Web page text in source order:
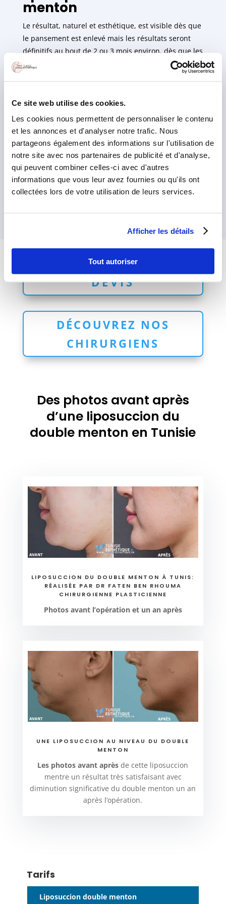
Ce site web utilise des cookies.
Les cookies nous permettent de personnaliser le contenu
et les annonces et d'analyser notre trafic. Nous
partageons également des informations sur l'utilisation de
notre site avec nos partenaires de publicité et d'analyse,
qui peuvent combiner celles-ci avec d'autres
informations que vous leur avez fournies ou qu'ils ont
collectées lors de votre utilisation de leurs services.
Afficher les détails
Tout autoriser
menton
Le résultat, naturel et esthétique, est visible dès que
le pansement est enlevé mais les résultats seront
définitifs au bout de 2 ou 3 mois environ, dès que les
ecchymoses et œdèmes auront complètement
disparus. Pour les limiter et aider au drainage, un
7 jours et vous pouvez réserver des séances de
drainage lymphatique manuel. La douleur, modérée,
est parfaitement supportable et traitée par la prise
d’antalgiques. Concernant le sport, il convient de
patienter 1 mois. Autre avantage : un arrêt de travail
n’est pas nécessaire.
Votre cou sera donc regalbé, la peau retendue et
votre visage affiné.
génioplastie (consiste à avancer le menton).
DEMANDEZ UN
DEVIS
DÉCOUVREZ NOS
CHIRURGIENS
Des photos avant après
d’une liposuccion du
double menton en Tunisie
LIPOSUCCION DU DOUBLE MENTON À TUNIS:
RÉALISÉE PAR DR FATEN BEN RHOUMA
CHIRURGIENNE PLASTICIENNE
Photos avant l’opération et un an après
UNE LIPOSUCCION AU NIVEAU DU DOUBLE
MENTON
Les photos avant après de cette liposuccion
mentre un résultat très satisfaisant avec
diminution significative du double menton un an
après l’opération.
Tarifs
Liposuccion double menton